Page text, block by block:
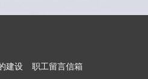
建设
职工留言信箱